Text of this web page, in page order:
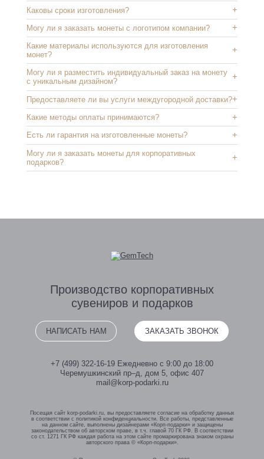
Каковы сроки изготовления?
Могу ли я заказать монеты с логотипом компании?
Какие материалы используются для изготовления
монет?
Могу ли я разместить индивидуальный заказ на монету
с уникальным дизайном?
Предоставляете ли вы услуги междугородной доставки?
Какие методы оплаты принимаются?
Есть ли гарантия на изготовленные монеты?
Могу ли я заказать монеты для корпоративных
подарков?
Производство корпоративных
сувениров и подарков
НАПИСАТЬ НАМ ЗАКАЗАТЬ ЗВОНОК
+7 (499) 322-16-19 Ежедневно с 9:00 до 18:00
Черемушкинский пр–д, дом 5, офис 407
mail@korp-podarki.ru
Посещая сайт korp-podarki.ru, вы предоставляете согласие на обработку данных
в соответствии с политикой конфиденциальности. Все работы, представленные
на данном сайте, выполнены дизайнерами «Корп-подарки» и защищены
законодательством об авторском праве, в т.ч. главой 70 ГК РФ. В соответствии
со ст. 1271 ГК РФ каждая работа на этом сайте промаркирована знаком охраны
авторского права © «Корп-подарки».